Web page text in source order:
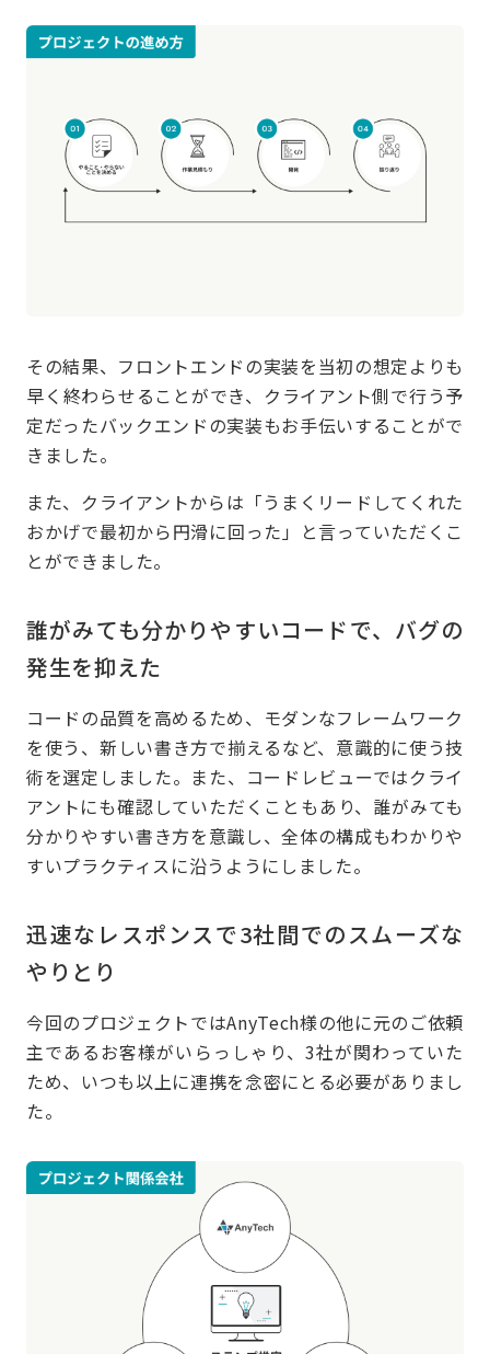
その結果、フロントエンドの実装を当初の想定よりも
早く終わらせることができ、クライアント側で行う予
定だったバックエンドの実装もお手伝いすることがで
きました。
また、クライアントからは「うまくリードしてくれた
おかげで最初から円滑に回った」と言っていただくこ
とができました。
誰がみても分かりやすいコードで、バグの
発生を抑えた
コードの品質を高めるため、モダンなフレームワーク
を使う、新しい書き方で揃えるなど、意識的に使う技
術を選定しました。また、コードレビューではクライ
アントにも確認していただくこともあり、誰がみても
分かりやすい書き方を意識し、全体の構成もわかりや
すいプラクティスに沿うようにしました。
迅速なレスポンスで3社間でのスムーズな
やりとり
今回のプロジェクトではAnyTech様の他に元のご依頼
主であるお客様がいらっしゃり、3社が関わっていた
ため、いつも以上に連携を念密にとる必要がありまし
た。